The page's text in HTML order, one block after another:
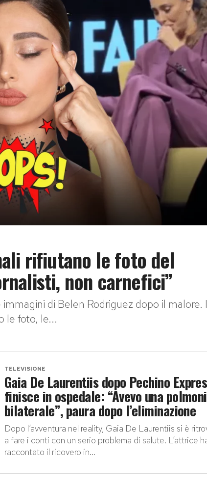
rifiutano le foto del
non carnefici”
di Belen Rodriguez dopo il malore.
le foto, le...
TELEVISIONE
Gaia De Laurentiis dopo Pechino
finisce in ospedale: “Avevo una
bilaterale”, paura dopo l’eliminazione
Dopo l’avventura nel reality, Gaia De Laurentiis si è
a fare i conti con un serio problema di salute. L’attrice
raccontato il ricovero in...